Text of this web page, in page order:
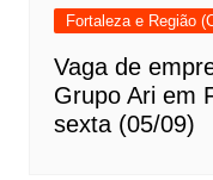
Fortaleza e Região
Vaga de
Grupo Ari em
sexta (05/09)